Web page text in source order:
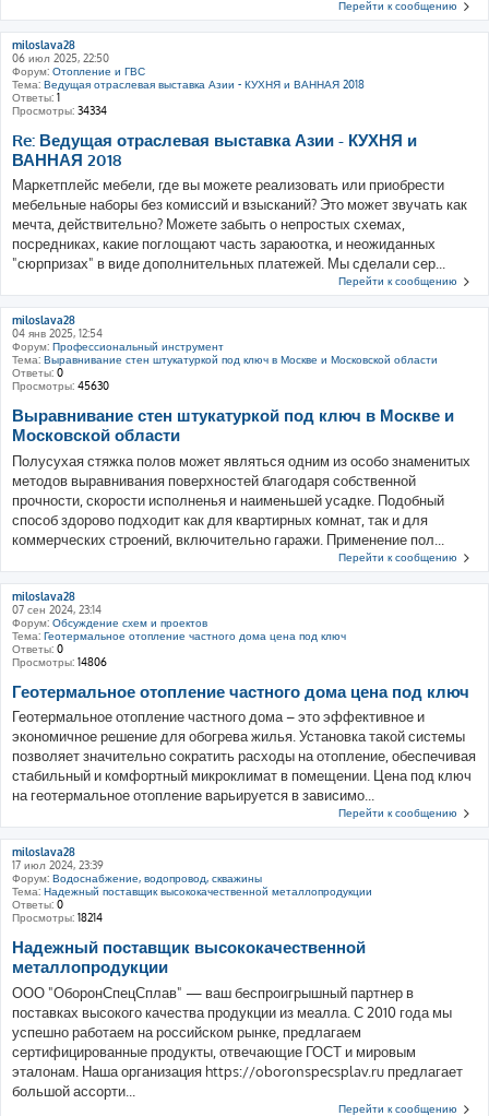
Перейти к сообщению
miloslava28
06 июл 2025, 22:50
Форум: Отопление и ГВС
Тема: Ведущая отраслевая выставка Азии - КУХНЯ и ВАННАЯ 2018
Ответы: 1
Просмотры: 34334
Re: Ведущая отраслевая выставка Азии - КУХНЯ и
ВАННАЯ 2018
Маркетплейс мебели, где вы можете реализовать или приобрести
мебельные наборы без комиссий и взысканий? Это может звучать как
мечта, действительно? Можете забыть о непростых схемах,
посредниках, какие поглощают часть зараюотка, и неожиданных
"сюрпризах" в виде дополнительных платежей. Мы сделали сер...
Перейти к сообщению
miloslava28
04 янв 2025, 12:54
Форум: Профессиональный инструмент
Тема: Выравнивание стен штукатуркой под ключ в Москве и Московской области
Ответы: 0
Просмотры: 45630
Выравнивание стен штукатуркой под ключ в Москве и
Московской области
Полусухая стяжка полов может являться одним из особо знаменитых
методов выравнивания поверхностей благодаря собственной
прочности, скорости исполненья и наименьшей усадке. Подобный
способ здорово подходит как для квартирных комнат, так и для
коммерческих строений, включительно гаражи. Применение пол...
Перейти к сообщению
miloslava28
07 сен 2024, 23:14
Форум: Обсуждение схем и проектов
Тема: Геотермальное отопление частного дома цена под ключ
Ответы: 0
Просмотры: 14806
Геотермальное отопление частного дома цена под ключ
Геотермальное отопление частного дома – это эффективное и
экономичное решение для обогрева жилья. Установка такой системы
позволяет значительно сократить расходы на отопление, обеспечивая
стабильный и комфортный микроклимат в помещении. Цена под ключ
на геотермальное отопление варьируется в зависимо...
Перейти к сообщению
miloslava28
17 июл 2024, 23:39
Форум: Водоснабжение, водопровод, скважины
Тема: Надежный поставщик высококачественной металлопродукции
Ответы: 0
Просмотры: 18214
Надежный поставщик высококачественной
металлопродукции
ООО "ОборонСпецСплав" — ваш беспроигрышный партнер в
поставках высокого качества продукции из меалла. С 2010 года мы
успешно работаем на российском рынке, предлагаем
сертифицированные продукты, отвечающие ГОСТ и мировым
эталонам. Наша организация https://oboronspecsplav.ru предлагает
большой ассорти...
Перейти к сообщению